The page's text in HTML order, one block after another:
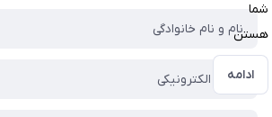
شما
هستن
ادامه